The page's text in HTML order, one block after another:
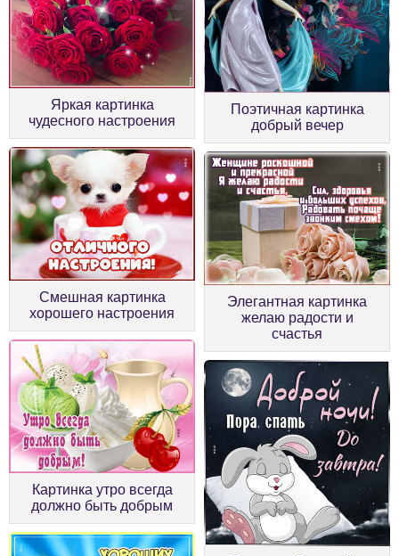
Яркая картинка
чудесного настроения
Поэтичная картинка
добрый вечер
Смешная картинка
хорошего настроения
Элегантная картинка
желаю радости и
счастья
Картинка утро всегда
должно быть добрым